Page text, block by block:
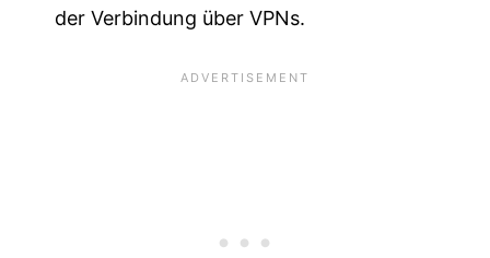
der Verbindung über VPNs.